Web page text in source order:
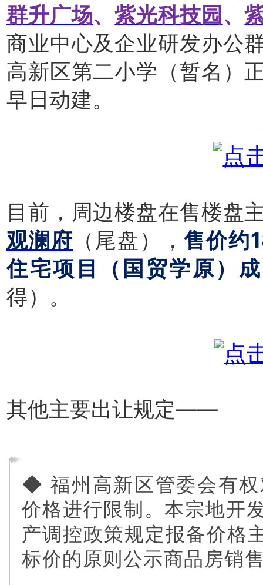
群升广场、紫光科技园 、
商业中心及企业研发办公
高新区第二小学（暂名）
早日动建。
目前，周边楼盘在售楼盘
观澜府 （尾盘），售价
住宅项目（国贸学原）
得）。
其他主要出让规定——
◆ 福州高新区管委会有
价格进行限制。本宗地开
产调控政策规定报备价格
标价的原则公示商品房销